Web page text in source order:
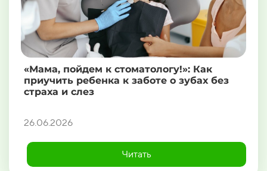
«Мама, пойдем к стоматологу!»: Как
приучить ребенка к заботе о зубах без
страха и слез
26.06.2026
Читать